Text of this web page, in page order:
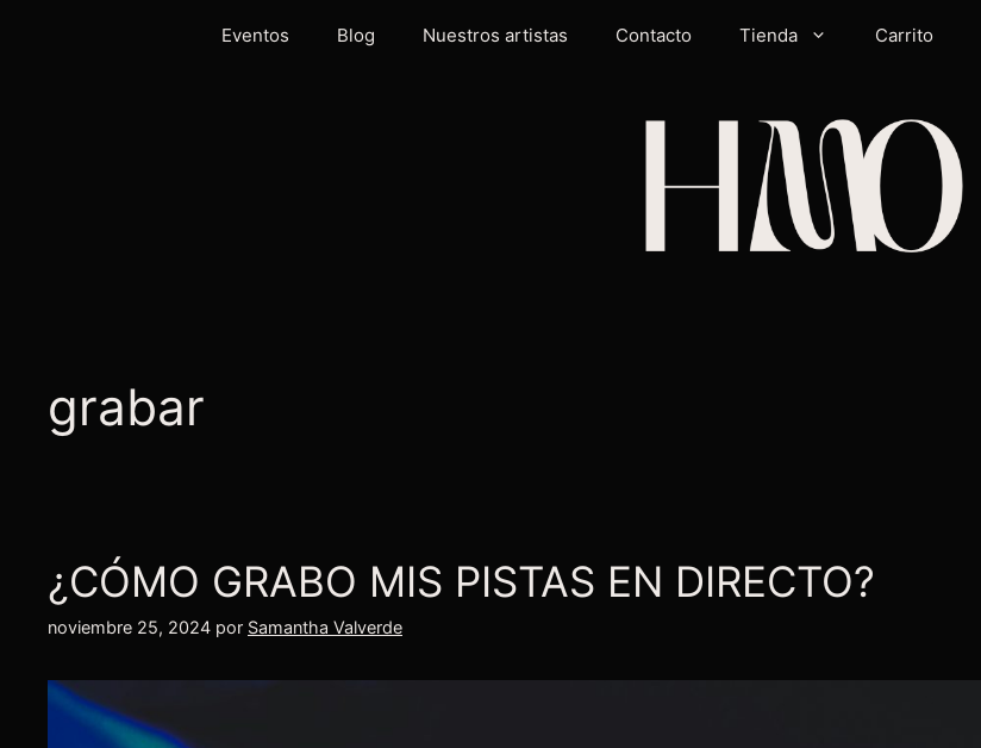
Eventos Blog Nuestros artistas Contacto Tienda Carrito
grabar
¿CÓMO GRABO MIS PISTAS EN DIRECTO?
noviembre 25, 2024 por Samantha Valverde